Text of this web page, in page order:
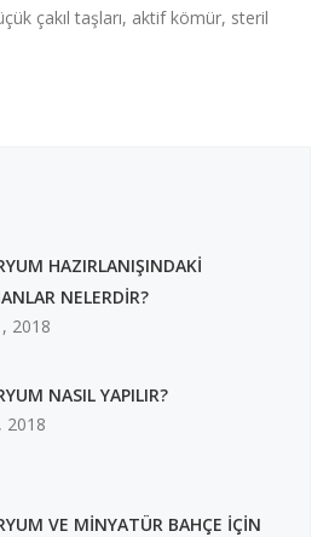
çakıl taşları, aktif kömür, steril
HAZIRLANIŞINDAKİ
NELERDİR?
2018
NASIL YAPILIR?
2018
VE MİNYATÜR BAHÇE İÇİN